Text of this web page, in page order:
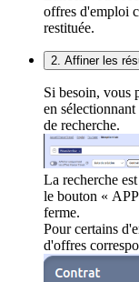
offres d'emploi
restituée.
2. Affiner les
Si besoin, vous
en sélectionnant
de recherche.
La recherche
le bouton «
ferme.
Pour certains
d'offres